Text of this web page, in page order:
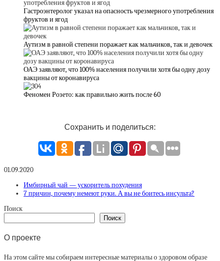
Гастроэнтеролог указал на опасность чрезмерного употребления
фруктов и ягод
Аутизм в равной степени поражает как мальчиков, так и девочек
ОАЭ заявляют, что 100% населения получили хотя бы одну дозу
вакцины от коронавируса
Феномен Розето: как правильно жить после 60
Сохранить и поделиться:
01.09.2020
Имбирный чай — ускоритель похудения
7 причин, почему немеют руки. А вы не боитесь инсульта?
Поиск
Поиск
О проекте
На этом сайте мы собираем интересные материалы о здоровом образе